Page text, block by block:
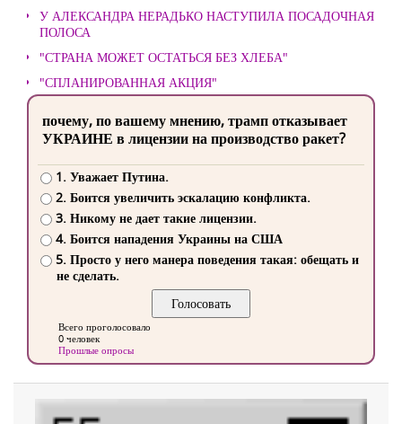
У АЛЕКСАНДРА НЕРАДЬКО НАСТУПИЛА ПОСАДОЧНАЯ
ПОЛОСА
"СТРАНА МОЖЕТ ОСТАТЬСЯ БЕЗ ХЛЕБА"
"СПЛАНИРОВАННАЯ АКЦИЯ"
почему, по вашему мнению, трамп отказывает
УКРАИНЕ в лицензии на производство ракет?
1. Уважает Путина.
2. Боится увеличить эскалацию конфликта.
3. Никому не дает такие лицензии.
4. Боится нападения Украины на США
5. Просто у него манера поведения такая: обещать и
не сделать.
Всего проголосовало
0 человек
Прошлые опросы